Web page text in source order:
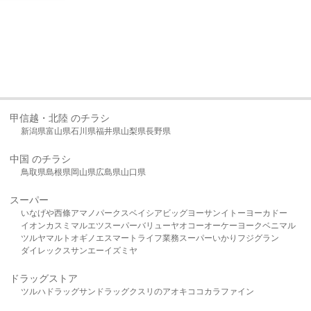
甲信越・北陸 のチラシ
新潟県富山県石川県福井県山梨県長野県
中国 のチラシ
鳥取県島根県岡山県広島県山口県
スーパー
いなげや西條アマノパークスベイシア ビッグヨーサンイトーヨーカドー
イオンカスミ マルエツスーパーバリューヤオコーオーケー ヨークベニマル
ツルヤマルト オギノ エスマート ライフ業務スーパーいかり フジグラン
ダイレックスサンエーイズミヤ
ドラッグストア
ツルハドラッグサンドラッグクスリのアオキ ココカラファイン